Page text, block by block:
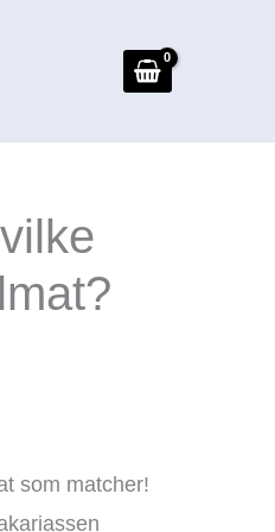
som matcher!